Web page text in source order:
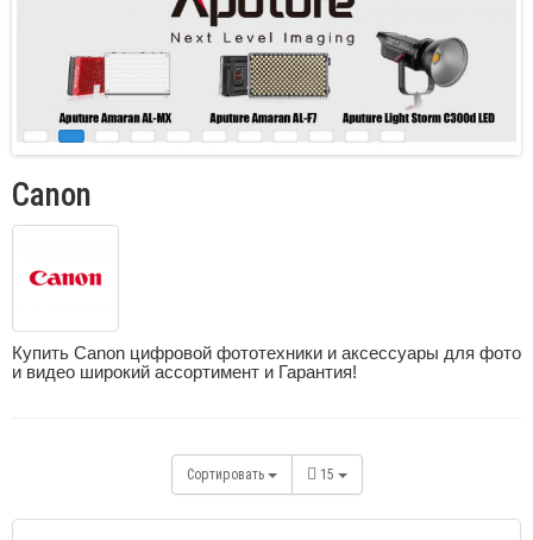
Canon
Купить Canon цифровой фототехники и аксессуары для фото
и видео широкий ассортимент и Гарантия!
Сортировать 15